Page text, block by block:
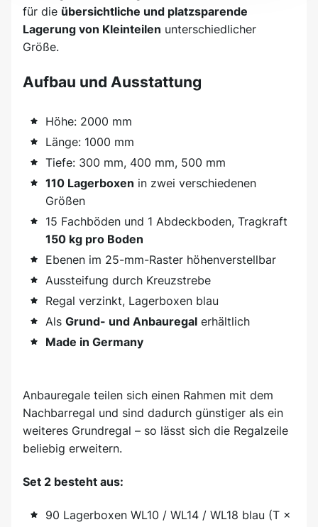
für die übersichtliche und platzsparende
Lagerung von Kleinteilen unterschiedlicher
Größe.
Aufbau und Ausstattung
Höhe: 2000 mm
Länge: 1000 mm
Tiefe: 300 mm, 400 mm, 500 mm
110 Lagerboxen in zwei verschiedenen
Größen
15 Fachböden und 1 Abdeckboden, Tragkraft
150 kg pro Boden
Ebenen im 25-mm-Raster höhenverstellbar
Aussteifung durch Kreuzstrebe
Regal verzinkt, Lagerboxen blau
Als Grund- und Anbauregal erhältlich
Made in Germany
Anbauregale teilen sich einen Rahmen mit dem
Nachbarregal und sind dadurch günstiger als ein
weiteres Grundregal – so lässt sich die Regalzeile
beliebig erweitern.
Set 2 besteht aus:
90 Lagerboxen WL10 / WL14 / WL18 blau (T ×